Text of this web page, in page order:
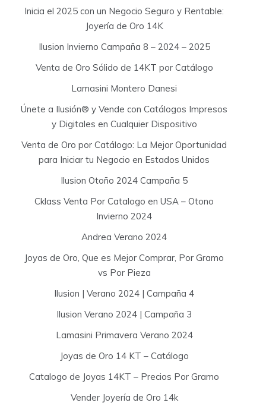
Inicia el 2025 con un Negocio Seguro y Rentable:
Joyería de Oro 14K
Ilusion Invierno Campaña 8 – 2024 – 2025
Venta de Oro Sólido de 14KT por Catálogo
Lamasini Montero Danesi
Únete a Ilusión® y Vende con Catálogos Impresos
y Digitales en Cualquier Dispositivo
Venta de Oro por Catálogo: La Mejor Oportunidad
para Iniciar tu Negocio en Estados Unidos
Ilusion Otoño 2024 Campaña 5
Cklass Venta Por Catalogo en USA – Otono
Invierno 2024
Andrea Verano 2024
Joyas de Oro, Que es Mejor Comprar, Por Gramo
vs Por Pieza
Ilusion | Verano 2024 | Campaña 4
Ilusion Verano 2024 | Campaña 3
Lamasini Primavera Verano 2024
Joyas de Oro 14 KT – Catálogo
Catalogo de Joyas 14KT – Precios Por Gramo
Vender Joyería de Oro 14k